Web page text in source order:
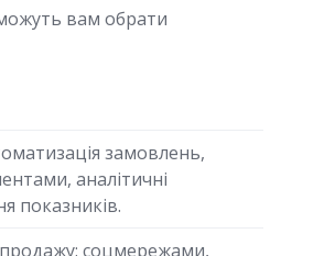
вам обрати
замовлень,
аналітичні
показників.
продажу: соцмережами,